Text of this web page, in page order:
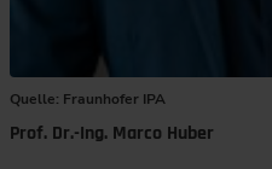
Quelle: Fraunhofer IPA
Prof. Dr.-Ing. Marco Huber